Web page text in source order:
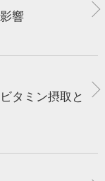
響
タミン摂取と